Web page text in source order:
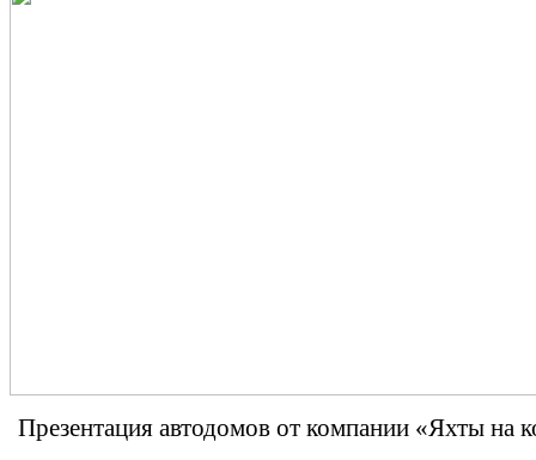
Презентация автодомов от компании «Яхты на